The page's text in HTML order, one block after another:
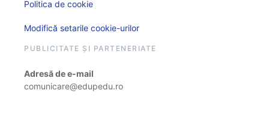
Politica de cookie
Modifică setarile cookie-urilor
PUBLICITATE ȘI PARTENERIATE
Adresă de e-mail
comunicare@edupedu.ro